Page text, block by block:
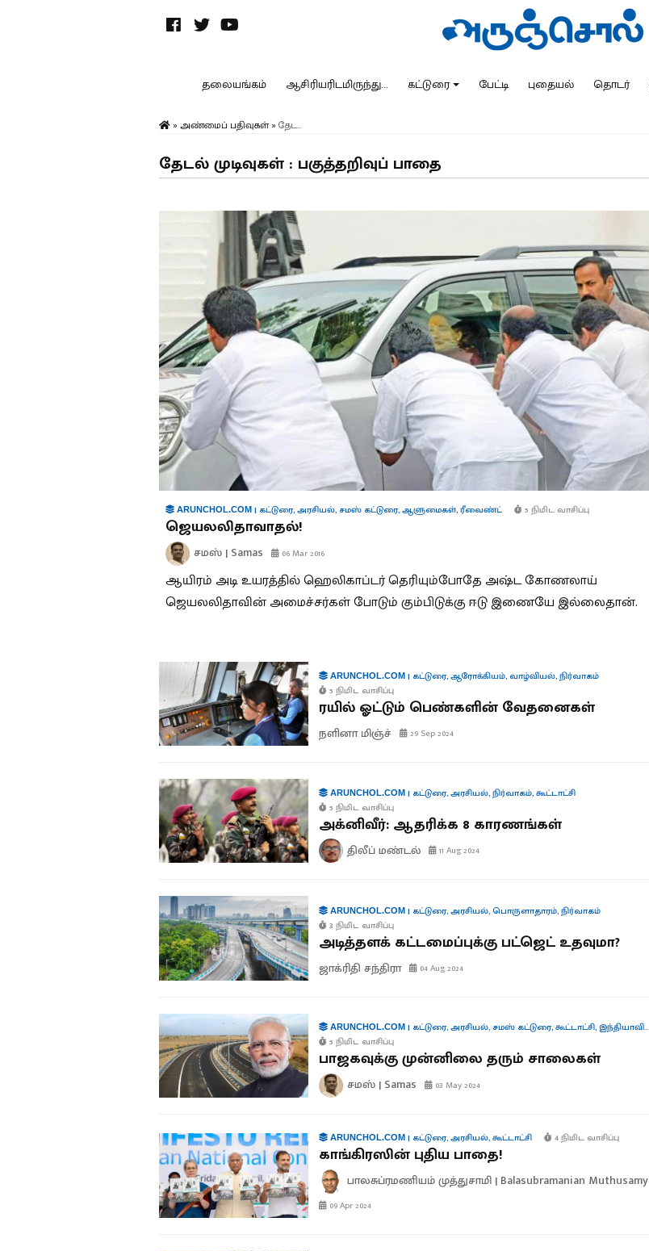
தலையங்கம் ஆசிரியரிடமிருந்து... கட்டுரை பேட்டி புதையல் தொடர்
» அண்மைப் பதிவுகள்» தேட...
தேடல் முடிவுகள் : பகுத்தறிவுப் பாதை
ARUNCHOL.COM | கட்டுரை,அரசியல், சமஸ் கட்டுரை,ஆளுமைகள்,ரீவைண்ட் 5 நிமிட வாசிப்பு
ஜெயலலிதாவாதல்!
சமஸ் | Samas 06 Mar 2016
ஆயிரம் அடி உயரத்தில் ஹெலிகாப்டர் தெரியும்போதே அஷ்ட கோணலாய்
ஜெயலலிதாவின் அமைச்சர்கள் போடும் கும்பிடுக்கு ஈடு இணையே இல்லைதான்.
ARUNCHOL.COM| கட்டுரை,ஆரோக்கியம், வாழ்வியல்,நிர்வாகம்
5 நிமிட வாசிப்பு
ரயில் ஓட்டும் பெண்களின் வேதனைகள்
நளினா மிஞ்ச் 29 Sep 2024
ARUNCHOL.COM| கட்டுரை,அரசியல்,நிர்வாகம்,கூட்டாட்சி
5 நிமிட வாசிப்பு
அக்னிவீர்: ஆதரிக்க 8 காரணங்கள்
திலீப் மண்டல் 11 Aug 2024
ARUNCHOL.COM| கட்டுரை,அரசியல்,பொருளாதாரம்,நிர்வாகம்
3 நிமிட வாசிப்பு
அடித்தளக் கட்டமைப்புக்கு பட்ஜெட் உதவுமா?
ஜாக்ரிதி சந்திரா 04 Aug 2024
ARUNCHOL.COM| கட்டுரை,அரசியல், சமஸ் கட்டுரை,கூட்டாட்சி, இந்தியாவின் குரல்கள்
5 நிமிட வாசிப்பு
பாஜகவுக்கு முன்னிலை தரும் சாலைகள்
சமஸ் | Samas 03 May 2024
ARUNCHOL.COM| கட்டுரை,அரசியல்,கூட்டாட்சி 4 நிமிட வாசிப்பு
காங்கிரஸின் புதிய பாதை!
பாலசுப்ரமணியம் முத்துசாமி | Balasubramanian Muthusamy
09 Apr 2024